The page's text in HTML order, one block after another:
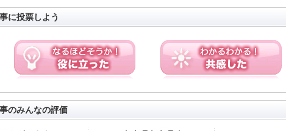
に投票しよう
のみんなの評価